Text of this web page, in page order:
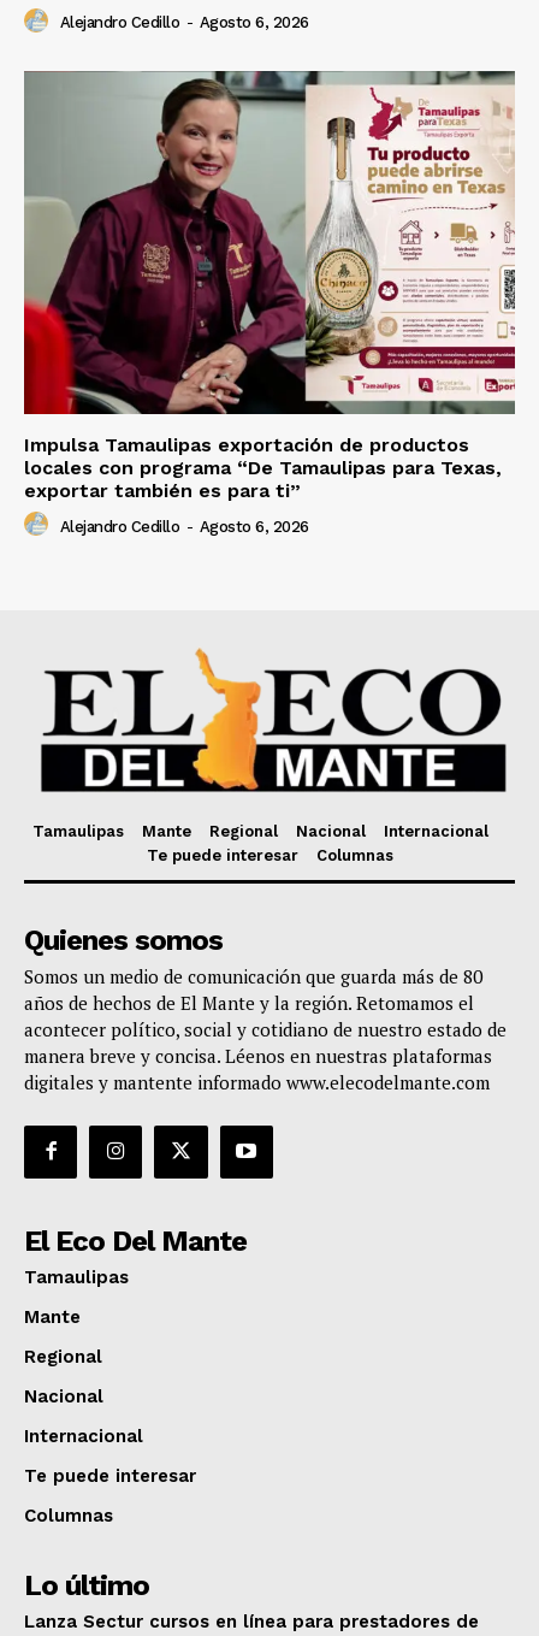
Alejandro Cedillo - Agosto 6, 2026
Impulsa Tamaulipas exportación de productos
locales con programa “De Tamaulipas para Texas,
exportar también es para ti”
Alejandro Cedillo - Agosto 6, 2026
Tamaulipas Mante Regional Nacional
Internacional
Te puede interesar
Columnas
Quienes somos
Somos un medio de comunicación que guarda más de 80
años de hechos de El Mante y la región. Retomamos el
acontecer político, social y cotidiano de nuestro estado de
manera breve y concisa. Léenos en nuestras plataformas
digitales y mantente informado www.elecodelmante.com
El Eco Del Mante
Tamaulipas
Mante
Regional
Nacional
Internacional
Te puede interesar
Columnas
Lo último
Lanza Sectur cursos en línea para prestadores de